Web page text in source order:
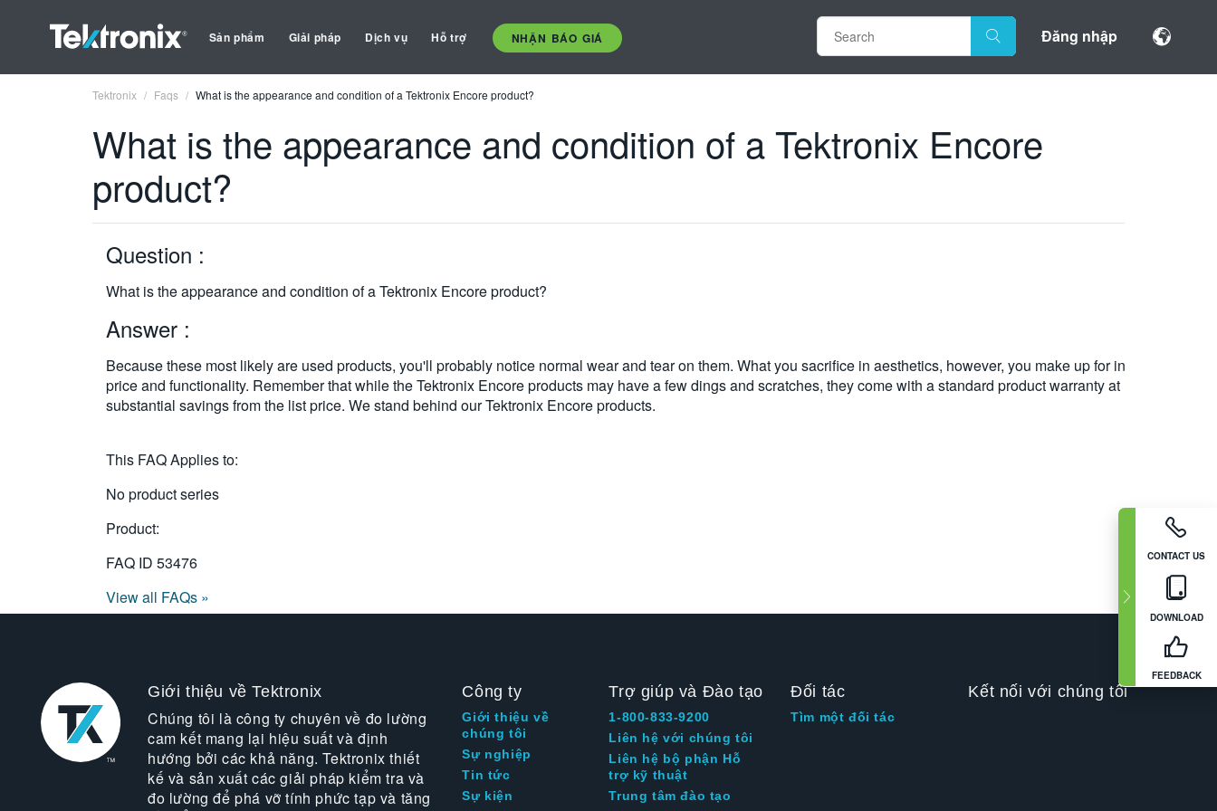
Sản phẩm Giải pháp Dịch vụ Hỗ trợ NHẬN BÁO GIÁ Đăng nhập
CONTACT US
DOWNLOAD
FEEDBACK
Tektronix Faqs What is the appearance and condition of a Tektronix Encore product?
What is the appearance and condition of a Tektronix Encore
product?
Question :
What is the appearance and condition of a Tektronix Encore product?
Answer :
Because these most likely are used products, you'll probably notice normal wear and tear on them. What you sacrifice in aesthetics, however, you make up for in
price and functionality. Remember that while the Tektronix Encore products may have a few dings and scratches, they come with a standard product warranty at
substantial savings from the list price. We stand behind our Tektronix Encore products.
This FAQ Applies to:
No product series
Product:
FAQ ID 53476
View all FAQs »
Giới thiệu về Tektronix
Chúng tôi là công ty chuyên về đo lường
cam kết mang lại hiệu suất và định
hướng bởi các khả năng. Tektronix thiết
kế và sản xuất các giải pháp kiểm tra và
đo lường để phá vỡ tính phức tạp và tăng
Công ty
Giới thiệu về
chúng tôi
Sự nghiệp
Tin tức
Sự kiện
Trợ giúp và Đào tạo
1-800-833-9200
Liên hệ với chúng tôi
Liên hệ bộ phận Hỗ
trợ kỹ thuật
Trung tâm đào tạo
Đối tác
Tìm một đối tác
Kết nối với chúng tôi